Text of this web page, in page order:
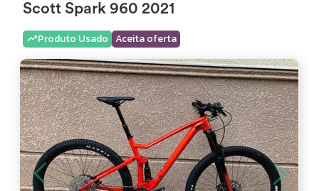
Scott Spark 960 2021
Produto Usado Aceita oferta